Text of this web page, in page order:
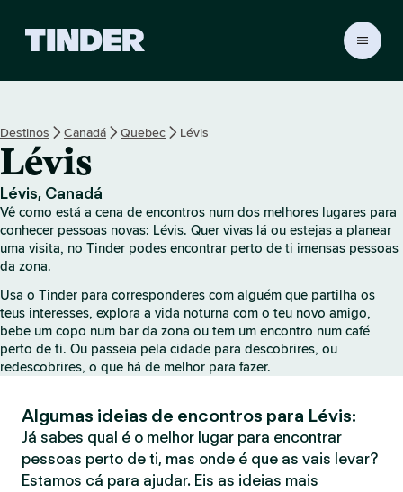
a
c
a
o
T
i
n
r
Destinos Canadá Quebec Lévis
Lévis
Lévis, Canadá
Vê como está a cena de encontros num dos melhores lugares para
conhecer pessoas novas: Lévis. Quer vivas lá ou estejas a planear
uma visita, no Tinder podes encontrar perto de ti imensas pessoas
da zona.
Usa o Tinder para corresponderes com alguém que partilha os
teus interesses, explora a vida noturna com o teu novo amigo,
bebe um copo num bar da zona ou tem um encontro num café
perto de ti. Ou passeia pela cidade para descobrires, ou
redescobrires, o que há de melhor para fazer.
Algumas ideias de encontros para Lévis:
Já sabes qual é o melhor lugar para encontrar
pessoas perto de ti, mas onde é que as vais levar?
Estamos cá para ajudar. Eis as ideias mais